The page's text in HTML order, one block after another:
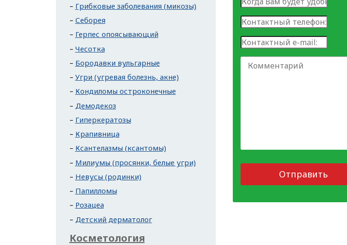
Отправить
Грибковые заболевания (микозы)
Себорея
Герпес опоясывающий
Чесотка
Бородавки вульгарные
Угри (угревая болезнь, акне)
Кондиломы остроконечные
Демодекоз
Гиперкератозы
Крапивница
Ксантелазмы (ксантомы)
Милиумы (просянки, белые угри)
Невусы (родинки)
Папилломы
Розацеа
Детский дерматолог
Косметология